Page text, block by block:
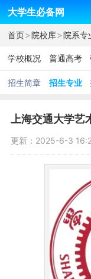
大学生必备网
首页>院校库>院系专
学校概况 普通高考
招生简章 招生专业
上海交通大学艺
更新：2025-6-3